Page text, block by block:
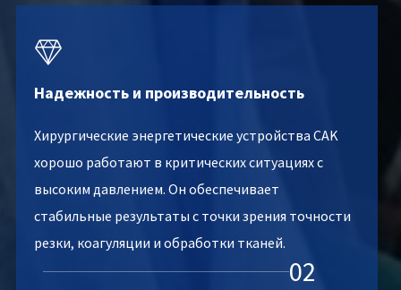

Надежность и производительность
Хирургические энергетические устройства CAK
хорошо работают в критических ситуациях с
высоким давлением. Он обеспечивает
стабильные результаты с точки зрения точности
резки, коагуляции и обработки тканей.
02